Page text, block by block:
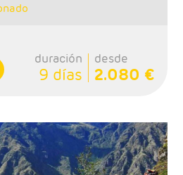
duración
9 días
desde
2.080 €
Lima, 2 noches Cusco,
Calientes y 1noche Cusco